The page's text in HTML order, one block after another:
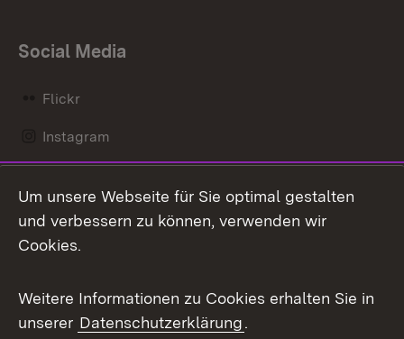
Social Media
Flickr
Instagram
Mastodon
Messenger
Social Wall
X / Twitter
Um unsere Webseite für Sie optimal gestalten
und verbessern zu können, verwenden wir
Cookies.
Weitere Informationen zu Cookies erhalten Sie in
unserer Datenschutzerklärung.